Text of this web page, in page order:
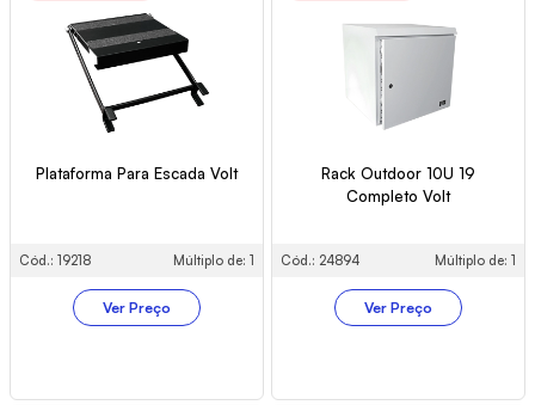
Plataforma Para Escada Volt
Cód.: 19218 Múltiplo de: 1
Ver Preço
Rack Outdoor 10U 19
Completo Volt
Cód.: 24894 Múltiplo de: 1
Ver Preço